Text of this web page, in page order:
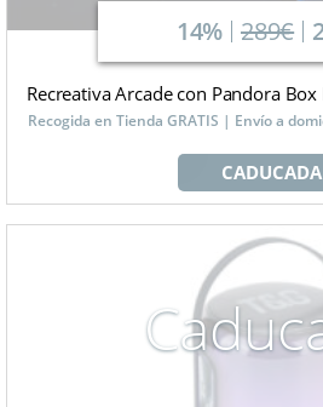
14% 289€
Recreativa Arcade con Pandora Box
Recogida en Tienda GRATIS | Envío a
CADUCADA